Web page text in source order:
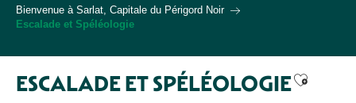
Bienvenue à Sarlat, Capitale du Périgord Noir
Escalade et Spéléologie
ESCALADE ET SPÉLÉOLOGIEAjouter